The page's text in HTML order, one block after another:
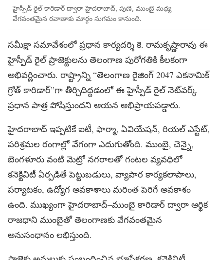
హైస్పీడ్‌ రైల్‌ కారిడార్‌ ద్వారా హైదరాబాద్‌, పుణె, ముంబై మధ్య
వేగవంతమైన రవాణాకు మార్గం సుగమం కానుంది.
సమీక్షా సమావేశంలో ప్రధాన కార్యదర్శి కె. రామకృష్ణారావు ఈ
హైస్పీడ్‌ రైల్‌ ప్రాజెక్టులను తెలంగాణ పురోగతికి కీలకంగా
అభివర్ణించారు. రాష్ట్రాన్ని “తెలంగాణ రైజింగ్‌ 2047 ఎకనామిక్‌
గ్రోత్‌ కారిడార్‌”గా తీర్చిదిద్దడంలో ఈ హైస్పీడ్​ రైల్‌ నెట్‌వర్క్‌
ప్రధాన పాత్ర పోషిస్తుందని ఆయన అభిప్రాయపడ్డారు.
హైదరాబాద్‌ ఇప్పటికే ఐటీ, ఫార్మా, ఏవియేషన్‌, రియల్‌ ఎస్టేట్‌,
పరిశ్రమల రంగాల్లో వేగంగా ఎదుగుతోంది. ముంబై, చెన్నై,
బెంగళూరు వంటి మెట్రో నగరాలతో గంటల వ్యవధిలో
కనెక్టివిటీ ఏర్పడితే పెట్టుబడులు, వ్యాపార కార్యకలాపాలు,
పర్యాటకం, ఉద్యోగ అవకాశాలు మరింత పెరిగే అవకాశం
ఉంది. ముఖ్యంగా హైదరాబాద్‌–ముంబై కారిడార్‌ ద్వారా ఆర్థిక
రాజధాని ముంబైతో తెలంగాణకు వేగవంతమైన
అనుసంధానం లభిస్తుంది.